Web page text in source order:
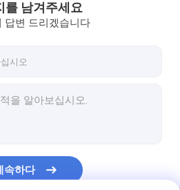
한 파이프
를 남겨주세요
답변 드리겠습니다
속하다